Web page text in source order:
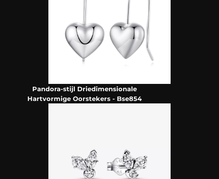
Pandora-stijl Driedimensionale
Hartvormige Oorstekers - Bse854